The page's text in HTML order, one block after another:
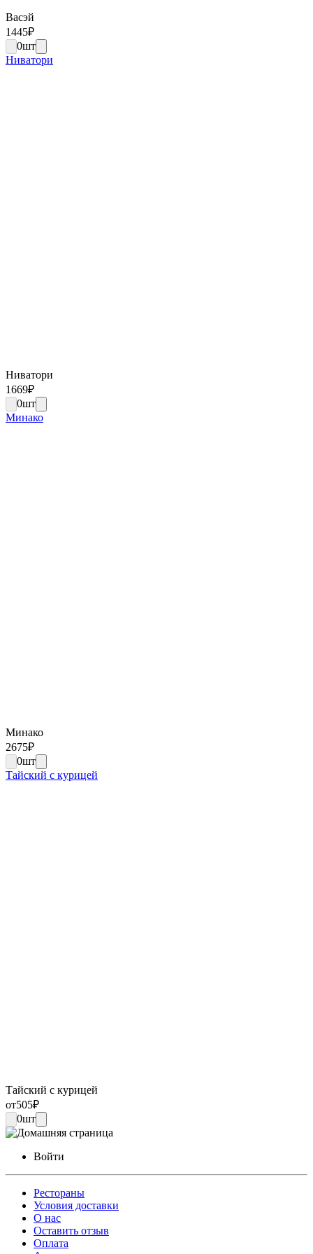
Васэй
1445₽
0шт
Ниватори
Ниватори
1669₽
0шт
Минако
Минако
2675₽
0шт
Тайский с курицей
Тайский с курицей
от505₽
0шт
Войти
Рестораны
Условия доставки
О нас
Оставить отзыв
Оплата